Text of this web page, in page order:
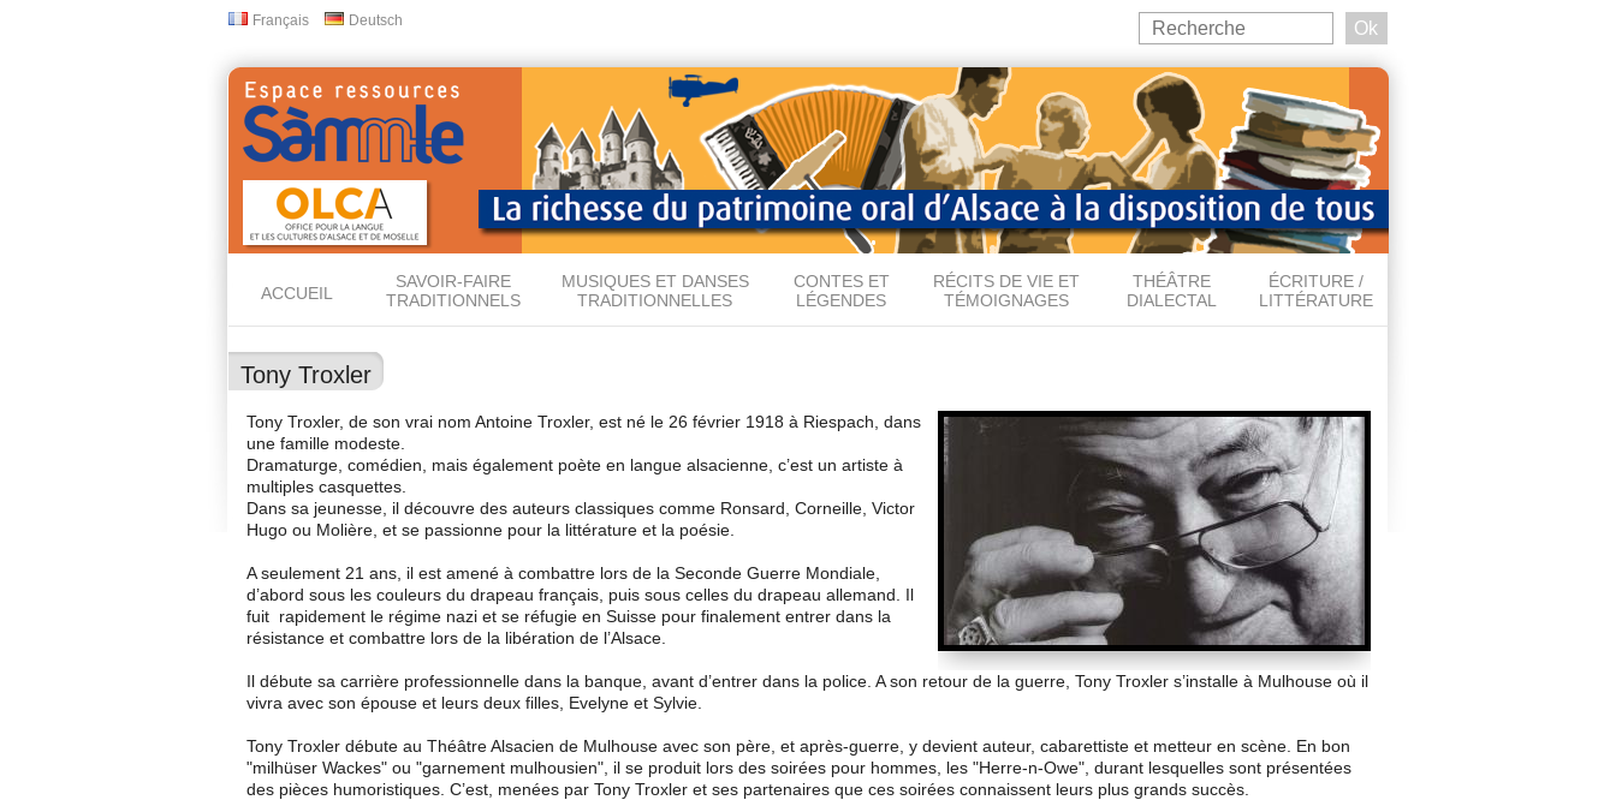
principal
Français Deutsch
Formulaire de recherche
Search
this
site
ACCUEIL
SAVOIR-FAIRE
TRADITIONNELS
MUSIQUES ET DANSES
TRADITIONNELLES
CONTES ET
LÉGENDES
RÉCITS DE VIE ET
TÉMOIGNAGES
THÉÂTRE
DIALECTAL
ÉCRITURE /
LITTÉRATURE
Tony Troxler
Tony Troxler, de son vrai nom Antoine Troxler, est né le 26 février 1918 à Riespach, dans
une famille modeste.
Dramaturge, comédien, mais également poète en langue alsacienne, c’est un artiste à
multiples casquettes.
Dans sa jeunesse, il découvre des auteurs classiques comme Ronsard, Corneille, Victor
Hugo ou Molière, et se passionne pour la littérature et la poésie.
A seulement 21 ans, il est amené à combattre lors de la Seconde Guerre Mondiale,
d’abord sous les couleurs du drapeau français, puis sous celles du drapeau allemand. Il
fuit rapidement le régime nazi et se réfugie en Suisse pour finalement entrer dans la
résistance et combattre lors de la libération de l’Alsace.
Il débute sa carrière professionnelle dans la banque, avant d’entrer dans la police. A son retour de la guerre, Tony Troxler s’installe à Mulhouse où il
vivra avec son épouse et leurs deux filles, Evelyne et Sylvie.
Tony Troxler débute au Théâtre Alsacien de Mulhouse avec son père, et après-guerre, y devient auteur, cabarettiste et metteur en scène. En bon
"milhüser Wackes" ou "garnement mulhousien", il se produit lors des soirées pour hommes, les "Herre-n-Owe", durant lesquelles sont présentées
des pièces humoristiques. C’est, menées par Tony Troxler et ses partenaires que ces soirées connaissent leurs plus grands succès.